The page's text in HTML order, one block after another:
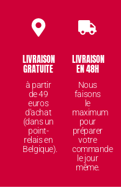
LIVRAISON
GRATUITE
à partir
de 49
euros
d'achat
(dans un
point-
relais en
Belgique).
LIVRAISON
EN 48H
Nous
faisons
le
maximum
pour
préparer
votre
commande
le jour
même.